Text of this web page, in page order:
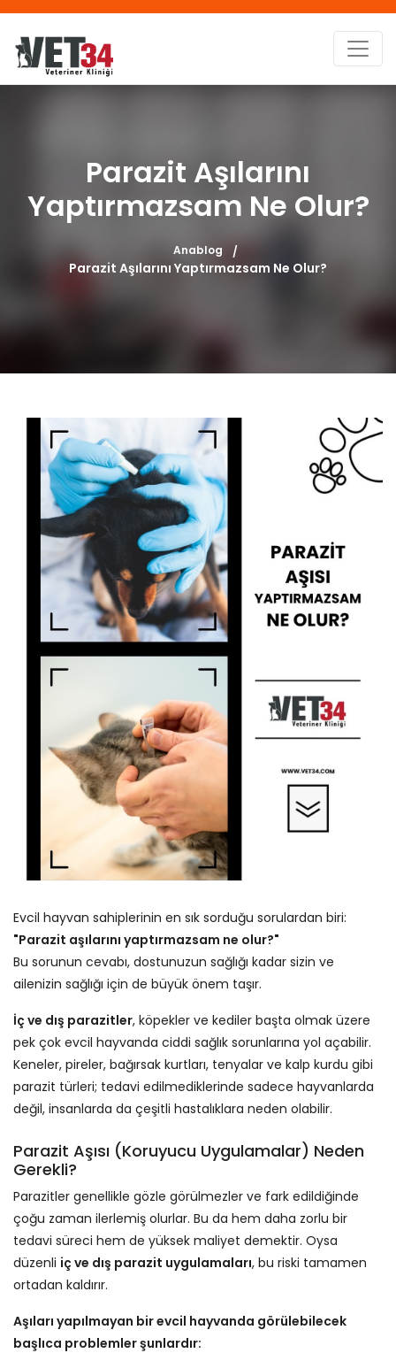
Parazit Aşılarını
Yaptırmazsam Ne Olur?
Anablog
Parazit Aşılarını Yaptırmazsam Ne Olur?
Evcil hayvan sahiplerinin en sık sorduğu sorulardan biri:
"Parazit aşılarını yaptırmazsam ne olur?"
Bu sorunun cevabı, dostunuzun sağlığı kadar sizin ve
ailenizin sağlığı için de büyük önem taşır.
İç ve dış parazitler, köpekler ve kediler başta olmak üzere
pek çok evcil hayvanda ciddi sağlık sorunlarına yol açabilir.
Keneler, pireler, bağırsak kurtları, tenyalar ve kalp kurdu gibi
parazit türleri; tedavi edilmediklerinde sadece hayvanlarda
değil, insanlarda da çeşitli hastalıklara neden olabilir.
Parazit Aşısı (Koruyucu Uygulamalar) Neden
Gerekli?
Parazitler genellikle gözle görülmezler ve fark edildiğinde
çoğu zaman ilerlemiş olurlar. Bu da hem daha zorlu bir
tedavi süreci hem de yüksek maliyet demektir. Oysa
düzenli iç ve dış parazit uygulamaları, bu riski tamamen
ortadan kaldırır.
Aşıları yapılmayan bir evcil hayvanda görülebilecek
başlıca problemler şunlardır: